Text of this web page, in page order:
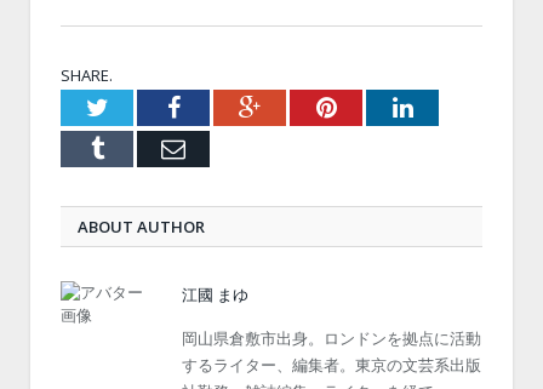
SHARE.
TwitterFacebookGoogle+PinterestLinkedIn
Tumblr Email
ABOUT AUTHOR
江國 まゆ
岡山県倉敷市出身。ロンドンを拠点に活動
するライター、編集者。東京の文芸系出版